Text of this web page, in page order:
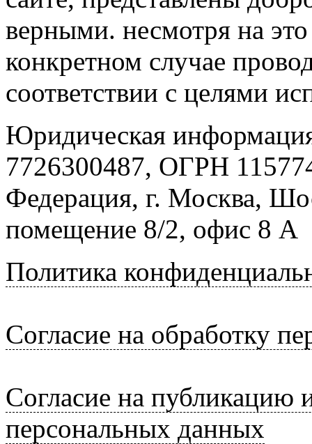
верными. несмотря на
конкретном случае
соответствии с целями
Юридическая
7726300487, ОГРН
Федерация, г. Москва,
помещение 8/2, офис 8 А
Политика
Согласие на обработку
Согласие на публикацию
персональных данных